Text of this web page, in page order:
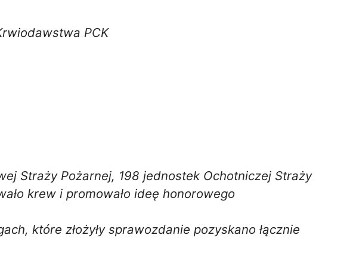
PCK
Straży Pożarnej, 198 jednostek Ochotniczej Straży
krew i promowało ideę honorowego
które złożyły sprawozdanie pozyskano łącznie